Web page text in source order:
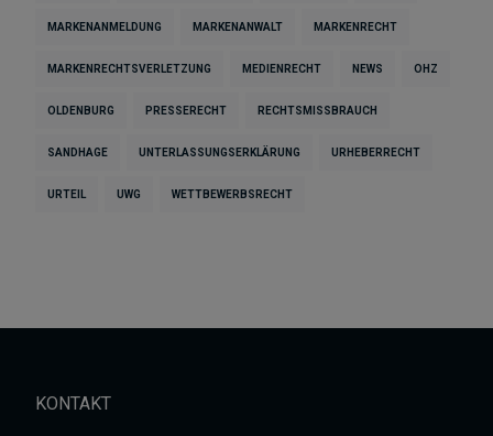
MARKENANMELDUNG MARKENANWALT MARKENRECHT
MARKENRECHTSVERLETZUNG MEDIENRECHT NEWS OHZ
OLDENBURG PRESSERECHT RECHTSMISSBRAUCH
SANDHAGE UNTERLASSUNGSERKLÄRUNG URHEBERRECHT
URTEIL UWG WETTBEWERBSRECHT
KONTAKT